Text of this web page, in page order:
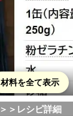
材料を全て表示
＞＞レシピ詳細